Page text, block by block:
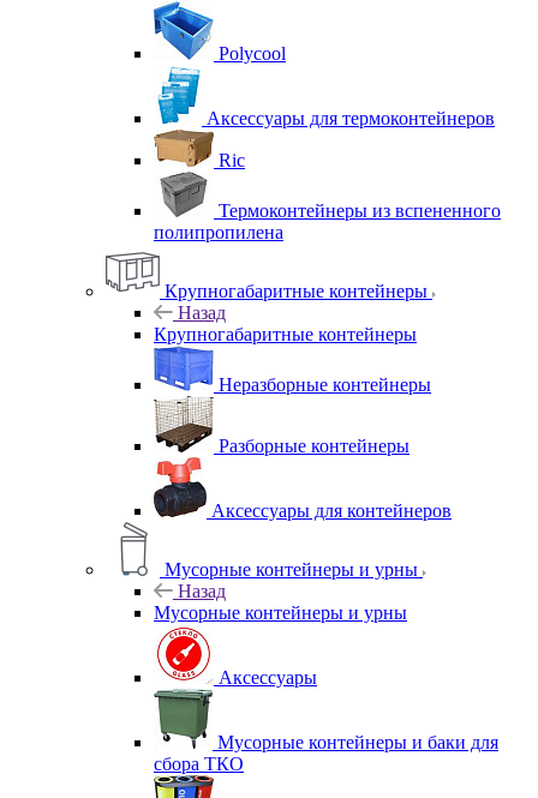
Polycool
Аксессуары для термоконтейнеров
Ric
Термоконтейнеры из вспененного
полипропилена
Крупногабаритные контейнеры
Назад
Крупногабаритные контейнеры
Неразборные контейнеры
Разборные контейнеры
Аксессуары для контейнеров
Мусорные контейнеры и урны
Назад
Мусорные контейнеры и урны
Аксессуары
Мусорные контейнеры и баки для
сбора ТКО